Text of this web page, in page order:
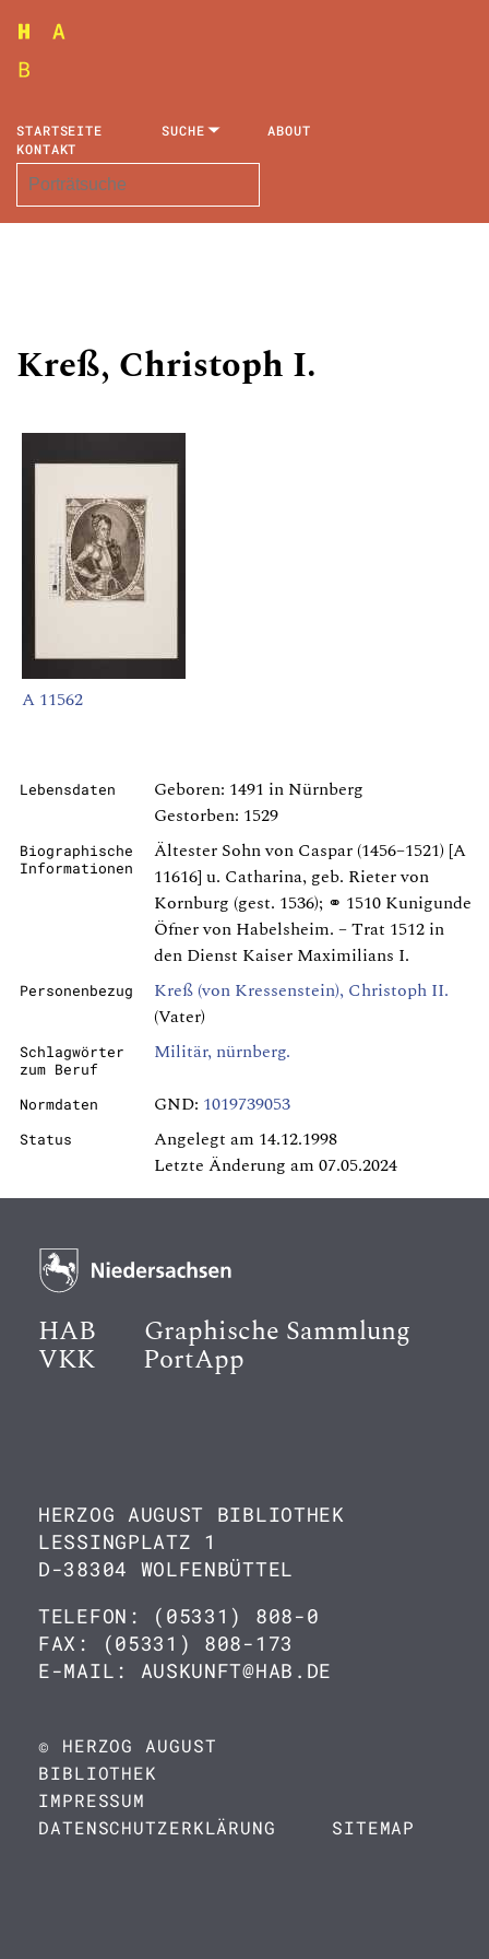
STARTSEITE SUCHE
ABOUT
KONTAKT
Kreß, Christoph I.
A 11562
Lebensdaten
Geboren: 1491 in Nürnberg
Gestorben: 1529
Biographische
Informationen
Ältester Sohn von Caspar (1456–1521) [A
11616] u. Catharina, geb. Rieter von
Kornburg (gest. 1536); ⚭ 1510 Kunigunde
Öfner von Habelsheim. – Trat 1512 in
den Dienst Kaiser Maximilians I.
Personenbezug
Kreß (von Kressenstein), Christoph II.
(Vater)
Schlagwörter
zum Beruf
Militär, nürnberg.
Normdaten GND: 1019739053
Status
Angelegt am 14.12.1998
Letzte Änderung am 07.05.2024
HAB Graphische Sammlung
VKK PortApp
HERZOG AUGUST BIBLIOTHEK
LESSINGPLATZ 1
D-38304 WOLFENBÜTTEL
TELEFON: (05331) 808-0
FAX: (05331) 808-173
E-MAIL: AUSKUNFT@HAB.DE
© HERZOG AUGUST
BIBLIOTHEK
IMPRESSUM
DATENSCHUTZERKLÄRUNG
SITEMAP